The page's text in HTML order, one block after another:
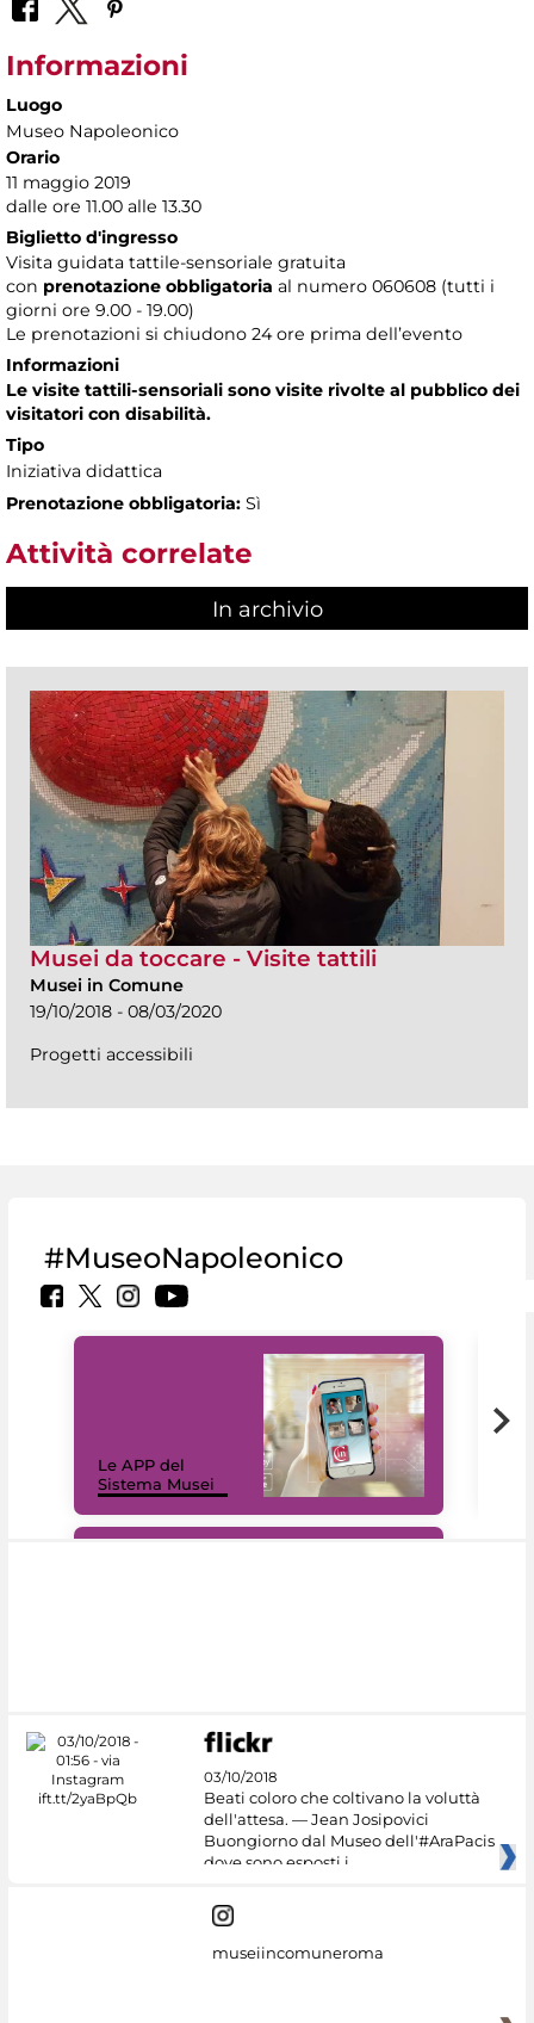
Informazioni
Luogo
Museo Napoleonico
Orario
11 maggio 2019
dalle ore 11.00 alle 13.30
Biglietto d'ingresso
Visita guidata tattile-sensoriale gratuita
con prenotazione obbligatoria al numero 060608 (tutti i
giorni ore 9.00 - 19.00)
Le prenotazioni si chiudono 24 ore prima dell’evento
Informazioni
Le visite tattili-sensoriali sono visite rivolte al pubblico dei
visitatori con disabilità.
Tipo
Iniziativa didattica
Prenotazione obbligatoria: Sì
Attività correlate
In archivio
Musei da toccare - Visite tattili
Musei in Comune
19/10/2018 - 08/03/2020
Progetti accessibili
#MuseoNapoleonico
Le APP del
Sistema Musei
03/10/2018
Beati coloro che coltivano la voluttà
dell'attesa. — Jean Josipovici
Buongiorno dal Museo dell'#AraPacis
dove sono esposti i
museiincomuneroma